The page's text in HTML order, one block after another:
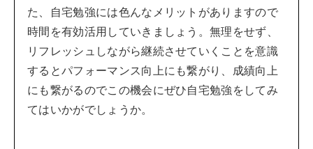
た、自宅勉強には色んなメリットがありますので
時間を有効活用していきましょう。無理をせず、
リフレッシュしながら継続させていくことを意識
するとパフォーマンス向上にも繋がり、成績向上
にも繋がるのでこの機会にぜひ自宅勉強をしてみ
てはいかがでしょうか。